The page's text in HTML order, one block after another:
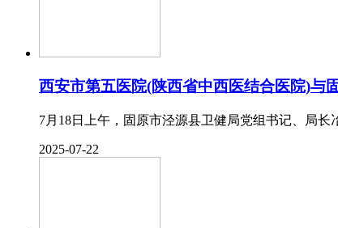
西安市第五医院(陕西省中西医结合医院)与
7月18日上午，固原市泾源县卫健局党组书记、局
2025-07-22